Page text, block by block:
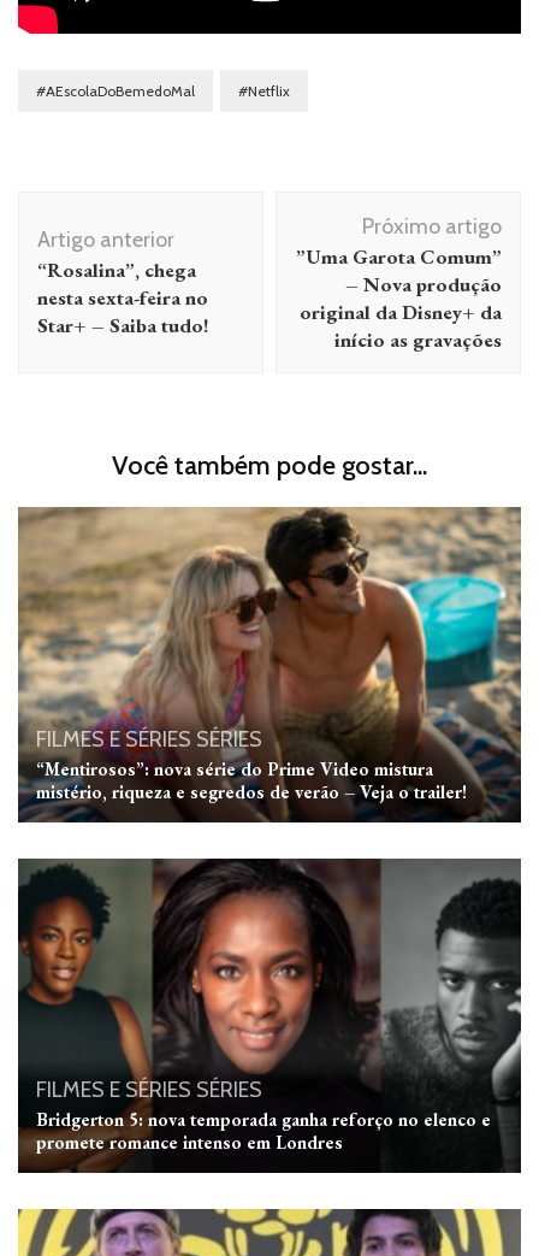
#AEscolaDoBemedoMal #Netflix
de
post
Artigo anterior
“Rosalina”, chega
nesta sexta-feira no
Star+ – Saiba tudo!
Próximo artigo
”Uma Garota Comum”
– Nova produção
original da Disney+ da
início as gravações
Você também pode gostar...
FILMES E SÉRIES SÉRIES
“Mentirosos”: nova série do Prime Video mistura
mistério, riqueza e segredos de verão – Veja o trailer!
FILMES E SÉRIES SÉRIES
Bridgerton 5: nova temporada ganha reforço no elenco e
promete romance intenso em Londres